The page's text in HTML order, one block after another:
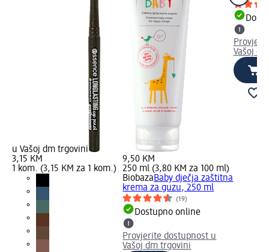
u Vašoj dm trgovini
3,15 KM
1 kom. (3,15 KM za 1 kom.)
9,50 KM
250 ml (3,80 KM za 100 ml)
BiobazaBaby dječja zaštitna
krema za guzu, 250 ml
(19)
Dostupno online
Provjerite dostupnost u
Vašoj dm trgovini
Vašoj